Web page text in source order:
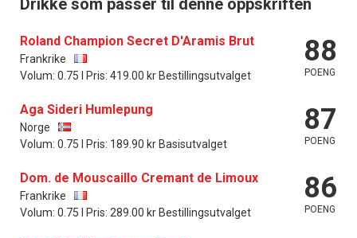
Drikke som passer til denne oppskriften
Roland Champion Secret D'Aramis Brut
Frankrike
Volum: 0.75 l Pris: 419.00 kr Bestillingsutvalget
88
POENG
Aga Sideri Humlepung
Norge
Volum: 0.75 l Pris: 189.90 kr Basisutvalget
87
POENG
Dom. de Mouscaillo Cremant de Limoux
Frankrike
Volum: 0.75 l Pris: 289.00 kr Bestillingsutvalget
86
POENG